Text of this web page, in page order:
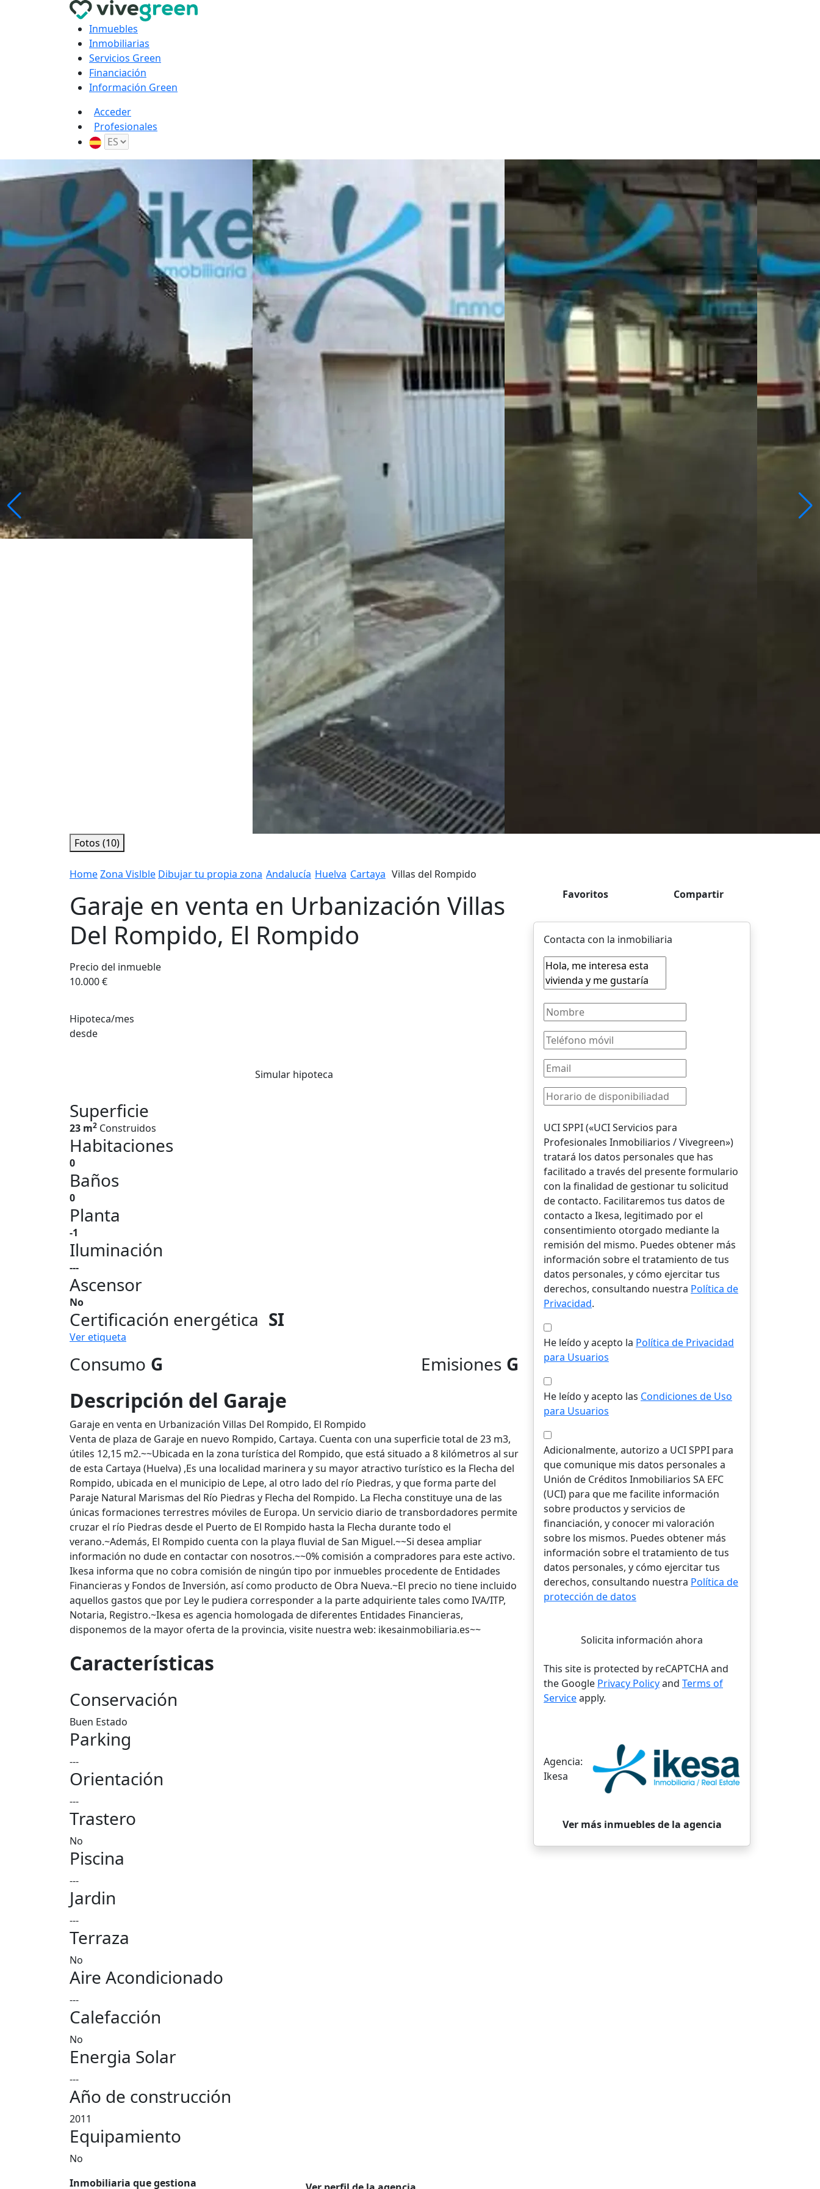
Inmuebles
Inmobiliarias
Servicios Green
Financiación
Información Green
Acceder
Profesionales
Fotos (10)
HomeZona Vislble Dibujar tu propia zona Andalucía Huelva Cartaya Villas del Rompido
Garaje en venta en Urbanización Villas
Del Rompido, El Rompido
Precio del inmueble
10.000 €
Hipoteca/mes
desde
Simular hipoteca
Superficie
23 m2 Construidos
Habitaciones
0
Baños
0
Planta
-1
Iluminación
---
Ascensor
No
Certificación energética SI
Ver etiqueta
Consumo G Emisiones G
Descripción del Garaje
Garaje en venta en Urbanización Villas Del Rompido, El Rompido
Venta de plaza de Garaje en nuevo Rompido, Cartaya. Cuenta con una superficie total de 23 m3,
útiles 12,15 m2.~~Ubicada en la zona turística del Rompido, que está situado a 8 kilómetros al sur
de esta Cartaya (Huelva) ,Es una localidad marinera y su mayor atractivo turístico es la Flecha del
Rompido, ubicada en el municipio de Lepe, al otro lado del río Piedras, y que forma parte del
Paraje Natural Marismas del Río Piedras y Flecha del Rompido. La Flecha constituye una de las
únicas formaciones terrestres móviles de Europa. Un servicio diario de transbordadores permite
cruzar el río Piedras desde el Puerto de El Rompido hasta la Flecha durante todo el
verano.~Además, El Rompido cuenta con la playa fluvial de San Miguel.~~Si desea ampliar
información no dude en contactar con nosotros.~~0% comisión a compradores para este activo.
Ikesa informa que no cobra comisión de ningún tipo por inmuebles procedente de Entidades
Financieras y Fondos de Inversión, así como producto de Obra Nueva.~El precio no tiene incluido
aquellos gastos que por Ley le pudiera corresponder a la parte adquiriente tales como IVA/ITP,
Notaria, Registro.~Ikesa es agencia homologada de diferentes Entidades Financieras,
disponemos de la mayor oferta de la provincia, visite nuestra web: ikesainmobiliaria.es~~
Características
Conservación
Buen Estado
Parking
---
Orientación
---
Trastero
No
Piscina
---
Jardin
---
Terraza
No
Aire Acondicionado
---
Calefacción
No
Energia Solar
---
Año de construcción
2011
Equipamiento
No
Inmobiliaria que gestiona
Favoritos Compartir
Contacta con la inmobiliaria
UCI SPPI («UCI Servicios para
Profesionales Inmobiliarios / Vivegreen»)
tratará los datos personales que has
facilitado a través del presente formulario
con la finalidad de gestionar tu solicitud
de contacto. Facilitaremos tus datos de
contacto a Ikesa, legitimado por el
consentimiento otorgado mediante la
remisión del mismo. Puedes obtener más
información sobre el tratamiento de tus
datos personales, y cómo ejercitar tus
derechos, consultando nuestra Política de
Privacidad.
He leído y acepto la Política de Privacidad
para Usuarios
He leído y acepto las Condiciones de Uso
para Usuarios
Adicionalmente, autorizo a UCI SPPI para
que comunique mis datos personales a
Unión de Créditos Inmobiliarios SA EFC
(UCI) para que me facilite información
sobre productos y servicios de
financiación, y conocer mi valoración
sobre los mismos. Puedes obtener más
información sobre el tratamiento de tus
datos personales, y cómo ejercitar tus
derechos, consultando nuestra Política de
protección de datos
Solicita información ahora
This site is protected by reCAPTCHA and
the Google Privacy Policyand Terms of
Serviceapply.
Agencia:
Ikesa
Ver más inmuebles de la agencia